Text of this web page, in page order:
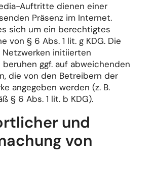
Auftritte dienen einer
Präsenz im Internet.
sich um ein berechtigtes
von § 6 Abs. 1 lit. g KDG. Die
initiierten
ggf. auf abweichenden
die von den Betreibern der
angegeben werden (z. B.
§ 6 Abs. 1 lit. b KDG).
und
von